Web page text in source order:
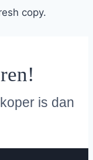
copy.
is dan